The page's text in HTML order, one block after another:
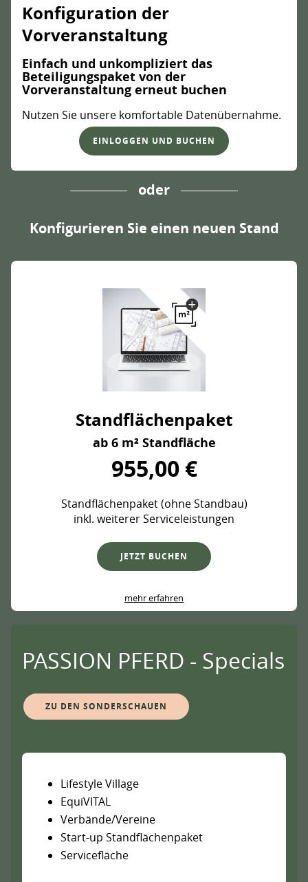
Konfiguration der
Vorveranstaltung
Einfach und unkompliziert das
Beteiligungspaket von der
Vorveranstaltung erneut buchen
Nutzen Sie unsere komfortable Datenübernahme.
EINLOGGEN UND BUCHEN
oder
Konfigurieren Sie einen neuen Stand
Standflächenpaket
ab 6 m² Standfläche
955,00 €
Standflächenpaket (ohne Standbau)
inkl. weiterer Serviceleistungen
JETZT BUCHEN
mehr erfahren
PASSION PFERD - Specials
ZU DEN SONDERSCHAUEN
Lifestyle Village
EquiVITAL
Verbände/Vereine
Start-up Standflächenpaket
Servicefläche